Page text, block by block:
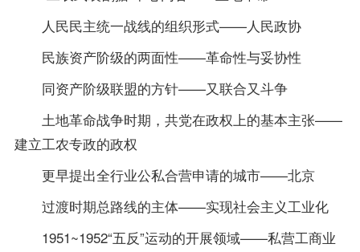
人民民主统一战线的组织形式——人民政协
民族资产阶级的两面性——革命性与妥协性
同资产阶级联盟的方针——又联合又斗争
土地革命战争时期，共党在政权上的基本主张——
建立工农专政的政权
更早提出全行业公私合营申请的城市——北京
过渡时期总路线的主体——实现社会主义工业化
1951~1952“五反”运动的开展领域——私营工商业